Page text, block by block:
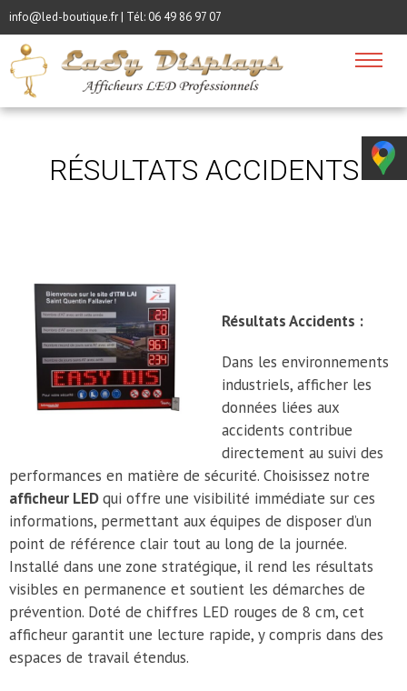
info@led-boutique.fr | Tél: 06 49 86 97 07
RÉSULTATS ACCIDENTS
Résultats Accidents :
Dans les environnements
industriels, afficher les
données liées aux
accidents contribue
directement au suivi des
performances en matière de sécurité. Choisissez notre
afficheur LEDqui offre une visibilité immédiate sur ces
informations, permettant aux équipes de disposer d’un
point de référence clair tout au long de la journée.
Installé dans une zone stratégique, il rend les résultats
visibles en permanence et soutient les démarches de
prévention. Doté de chiffres LED rouges de 8 cm, cet
afficheur garantit une lecture rapide, y compris dans des
espaces de travail étendus.